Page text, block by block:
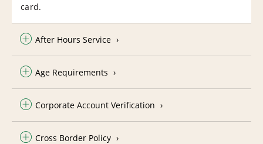
card.
After Hours Service
Age Requirements
Corporate Account Verification
Cross Border Policy